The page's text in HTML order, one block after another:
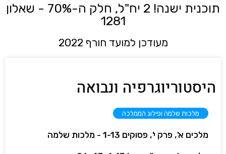
תוכנית ישנה! 2 יח"ל, חלק ה-70% - שאלון
1281
מעודכן למועד חורף 2022
היסטוריוגרפיה ונבואה
מלכות שלמה ופילוג הממלכה
מלכים א', פרק י', פסוקים 1-13 - מלכות שלמה